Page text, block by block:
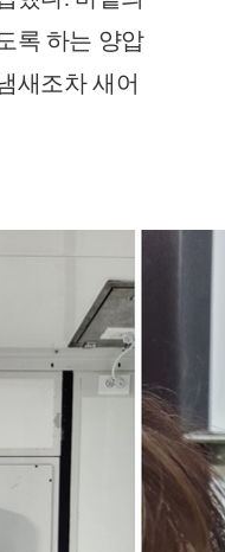
록 하는 양압
새조차 새어